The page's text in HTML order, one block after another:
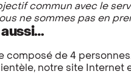
commun avec le
ne sommes pas en
aussi…
composé de 4
notre site Internet